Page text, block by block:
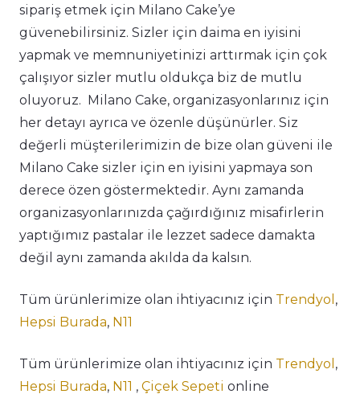
sipariş etmek için Milano Cake’ye
güvenebilirsiniz. Sizler için daima en iyisini
yapmak ve memnuniyetinizi arttırmak için çok
çalışıyor sizler mutlu oldukça biz de mutlu
oluyoruz. Milano Cake, organizasyonlarınız için
her detayı ayrıca ve özenle düşünürler. Siz
değerli müşterilerimizin de bize olan güveni ile
Milano Cake sizler için en iyisini yapmaya son
derece özen göstermektedir. Aynı zamanda
organizasyonlarınızda çağırdığınız misafirlerin
yaptığımız pastalar ile lezzet sadece damakta
değil aynı zamanda akılda da kalsın.
Tüm ürünlerimize olan ihtiyacınız için Trendyol ,
Hepsi Burada, N11
Tüm ürünlerimize olan ihtiyacınız için Trendyol ,
Hepsi Burada, N11 , Çiçek Sepeti online